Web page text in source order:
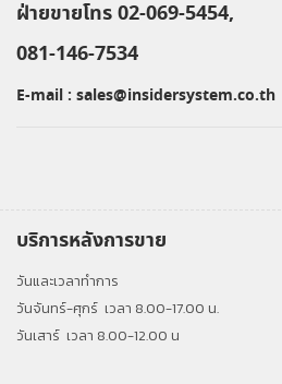
ฝ่ายขายโทร 02-069-5454,
081-146-7534
E-mail : sales@insidersystem.co.th
บริการหลังการขาย
วันและเวลาทำการ
วันจันทร์-ศุกร์ เวลา 8.00-17.00 น.
วันเสาร์ เวลา 8.00-12.00 น